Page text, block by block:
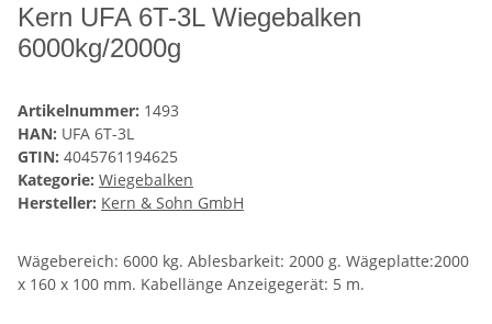
Kern UFA 6T-3L Wiegebalken
6000kg/2000g
Artikelnummer: 1493
HAN: UFA 6T-3L
GTIN: 4045761194625
Kategorie: Wiegebalken
Hersteller: Kern & Sohn GmbH
Wägebereich: 6000 kg. Ablesbarkeit: 2000 g. Wägeplatte:2000
x 160 x 100 mm. Kabellänge Anzeigegerät: 5 m.